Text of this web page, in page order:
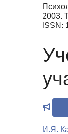
2003.
ISSN:
И.Я.